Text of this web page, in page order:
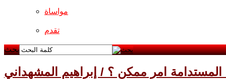
مواساة
تقدم
بحث
المستدامة امر ممكن ؟ / إبراهيم المشهداني